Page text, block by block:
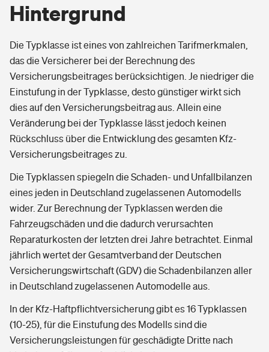
Hintergrund
Die Typklasse ist eines von zahlreichen Tarifmerkmalen,
das die Versicherer bei der Berechnung des
Versicherungsbeitrages berücksichtigen. Je niedriger die
Einstufung in der Typklasse, desto günstiger wirkt sich
dies auf den Versicherungsbeitrag aus. Allein eine
Veränderung bei der Typklasse lässt jedoch keinen
Rückschluss über die Entwicklung des gesamten Kfz-
Versicherungsbeitrages zu.
Die Typklassen spiegeln die Schaden- und Unfallbilanzen
eines jeden in Deutschland zugelassenen Automodells
wider. Zur Berechnung der Typklassen werden die
Fahrzeugschäden und die dadurch verursachten
Reparaturkosten der letzten drei Jahre betrachtet. Einmal
jährlich wertet der Gesamtverband der Deutschen
Versicherungswirtschaft (GDV) die Schadenbilanzen aller
in Deutschland zugelassenen Automodelle aus.
In der Kfz-Haftpflichtversicherung gibt es 16 Typklassen
(10-25), für die Einstufung des Modells sind die
Versicherungsleistungen für geschädigte Dritte nach